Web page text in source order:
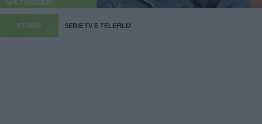
SPETTACOLO
STORIA SERIE TV E TELEFILM